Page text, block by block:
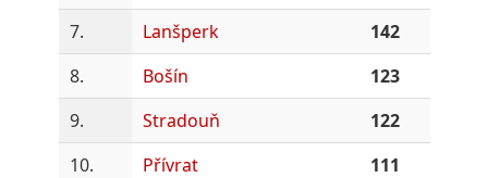
7.
Lanšperk
142
8.
Bošín
123
9.
Stradouň
122
10.
Přívrat
111